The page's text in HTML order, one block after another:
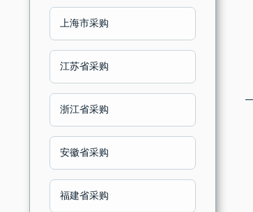
上海市采购
江苏省采购
浙江省采购
安徽省采购
福建省采购